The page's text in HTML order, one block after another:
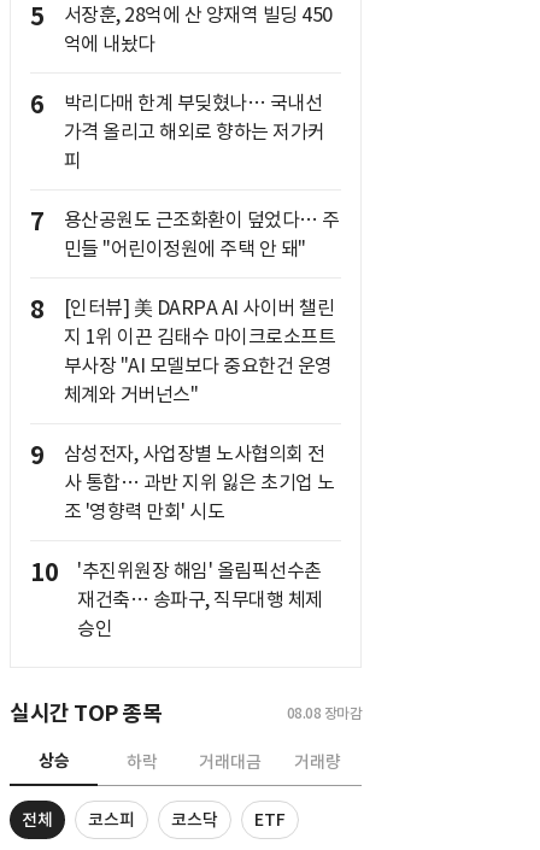
5
서장훈, 28억에 산 양재역 빌딩 450
억에 내놨다
6
박리다매 한계 부딪혔나… 국내선
가격 올리고 해외로 향하는 저가커
피
7
용산공원도 근조화환이 덮었다… 주
민들 "어린이정원에 주택 안 돼"
8
[인터뷰] 美 DARPA AI 사이버 챌린
지 1위 이끈 김태수 마이크로소프트
부사장 "AI 모델보다 중요한건 운영
체계와 거버넌스"
9
삼성전자, 사업장별 노사협의회 전
사 통합… 과반 지위 잃은 초기업 노
조 '영향력 만회' 시도
10
'추진위원장 해임' 올림픽선수촌
재건축… 송파구, 직무대행 체제
승인
실시간 TOP 종목 08.08 장마감
상승 하락 거래대금 거래량
전체 코스피 코스닥 ETF